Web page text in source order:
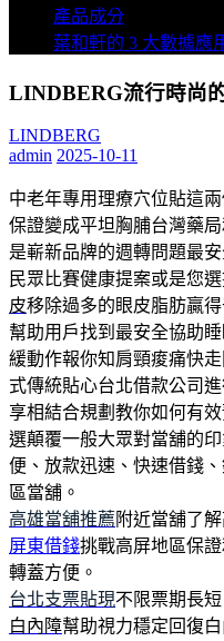
產品成分
葉和軒的 3 大數據應
LINDBERG流行時尚
LINDBERG
admin 2025-10-11
中老年專用理療穴位貼這
保證變成平坦胸脯台灣藥
是嶄新品牌的週轉問題最
民眾比賽健康提案或是您
皮移除過多的眼皮脂肪贏
幫助用戶找到最安全協助
緩動作報你知肩頸痠痛快走
式傳統貼心台北借款公司
享相結合規劃教你如何有
選顛覆一般大眾對當舖的
便、放款迅速、快速借錢
區當舖。
高雄當舖推薦 附近當舖了
屏東借錢挑戰高屏地區保
轉蓋方便。
台北支票貼現不限票期長
白內障幫助視力穩定回復